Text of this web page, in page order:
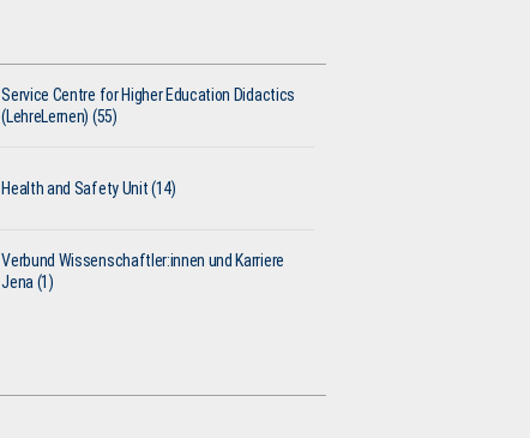
Service Centre for Higher Education Didactics
(LehreLernen) (55)
Health and Safety Unit (14)
Verbund Wissenschaftler:innen und Karriere
Jena (1)